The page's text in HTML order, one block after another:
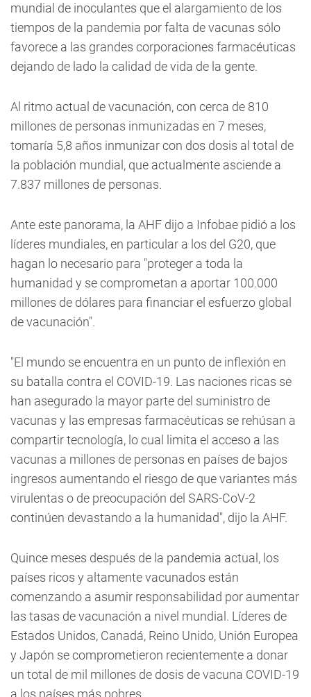
mundial de inoculantes que el alargamiento de los
tiempos de la pandemia por falta de vacunas sólo
favorece a las grandes corporaciones farmacéuticas
dejando de lado la calidad de vida de la gente.
Al ritmo actual de vacunación, con cerca de 810
millones de personas inmunizadas en 7 meses,
tomaría 5,8 años inmunizar con dos dosis al total de
la población mundial, que actualmente asciende a
7.837 millones de personas.
Ante este panorama, la AHF dijo a Infobae pidió a los
líderes mundiales, en particular a los del G20, que
hagan lo necesario para "proteger a toda la
humanidad y se comprometan a aportar 100.000
millones de dólares para financiar el esfuerzo global
de vacunación".
"El mundo se encuentra en un punto de inflexión en
su batalla contra el COVID-19. Las naciones ricas se
han asegurado la mayor parte del suministro de
vacunas y las empresas farmacéuticas se rehúsan a
compartir tecnología, lo cual limita el acceso a las
vacunas a millones de personas en países de bajos
ingresos aumentando el riesgo de que variantes más
virulentas o de preocupación del SARS-CoV-2
continúen devastando a la humanidad", dijo la AHF.
Quince meses después de la pandemia actual, los
países ricos y altamente vacunados están
comenzando a asumir responsabilidad por aumentar
las tasas de vacunación a nivel mundial. Líderes de
Estados Unidos, Canadá, Reino Unido, Unión Europea
y Japón se comprometieron recientemente a donar
un total de mil millones de dosis de vacuna COVID-19